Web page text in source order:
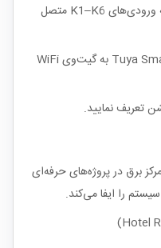
در صورت نیاز، کلیدهای خارجی را به ورودی‌های K1–K6 متصل
ماژول را از طریق Tuya Smart / Smart Life به گیت‌وی WiFi
تعریف نمایید.
برق در پروژه‌های حرفه‌ای
را ایفا می‌کند.